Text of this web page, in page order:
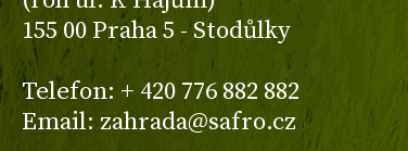
155 00 Praha 5 - Stodůlky
Telefon: + 420 776 882 882
Email: zahrada@safro.cz